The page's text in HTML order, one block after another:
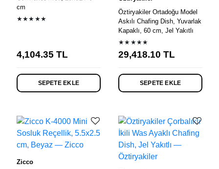
cm
★★★★★
4,104.35 TL
SEPETE EKLE
Öztiryakiler Ortadoğu Model
Askılı Chafing Dish, Yuvarlak
Kapaklı, 60 cm, Jel Yakıtlı
★★★★★
29,418.10 TL
SEPETE EKLE
Zicco